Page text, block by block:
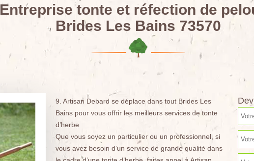
Entreprise tonte et réfection de
Brides Les Bains 73570
9. Artisan Debard se déplace dans tout Brides Les
Bains pour vous offrir les meilleurs services de tonte
d’herbe
Que vous soyez un particulier ou un professionnel, si
vous avez besoin d’un service de grande qualité dans